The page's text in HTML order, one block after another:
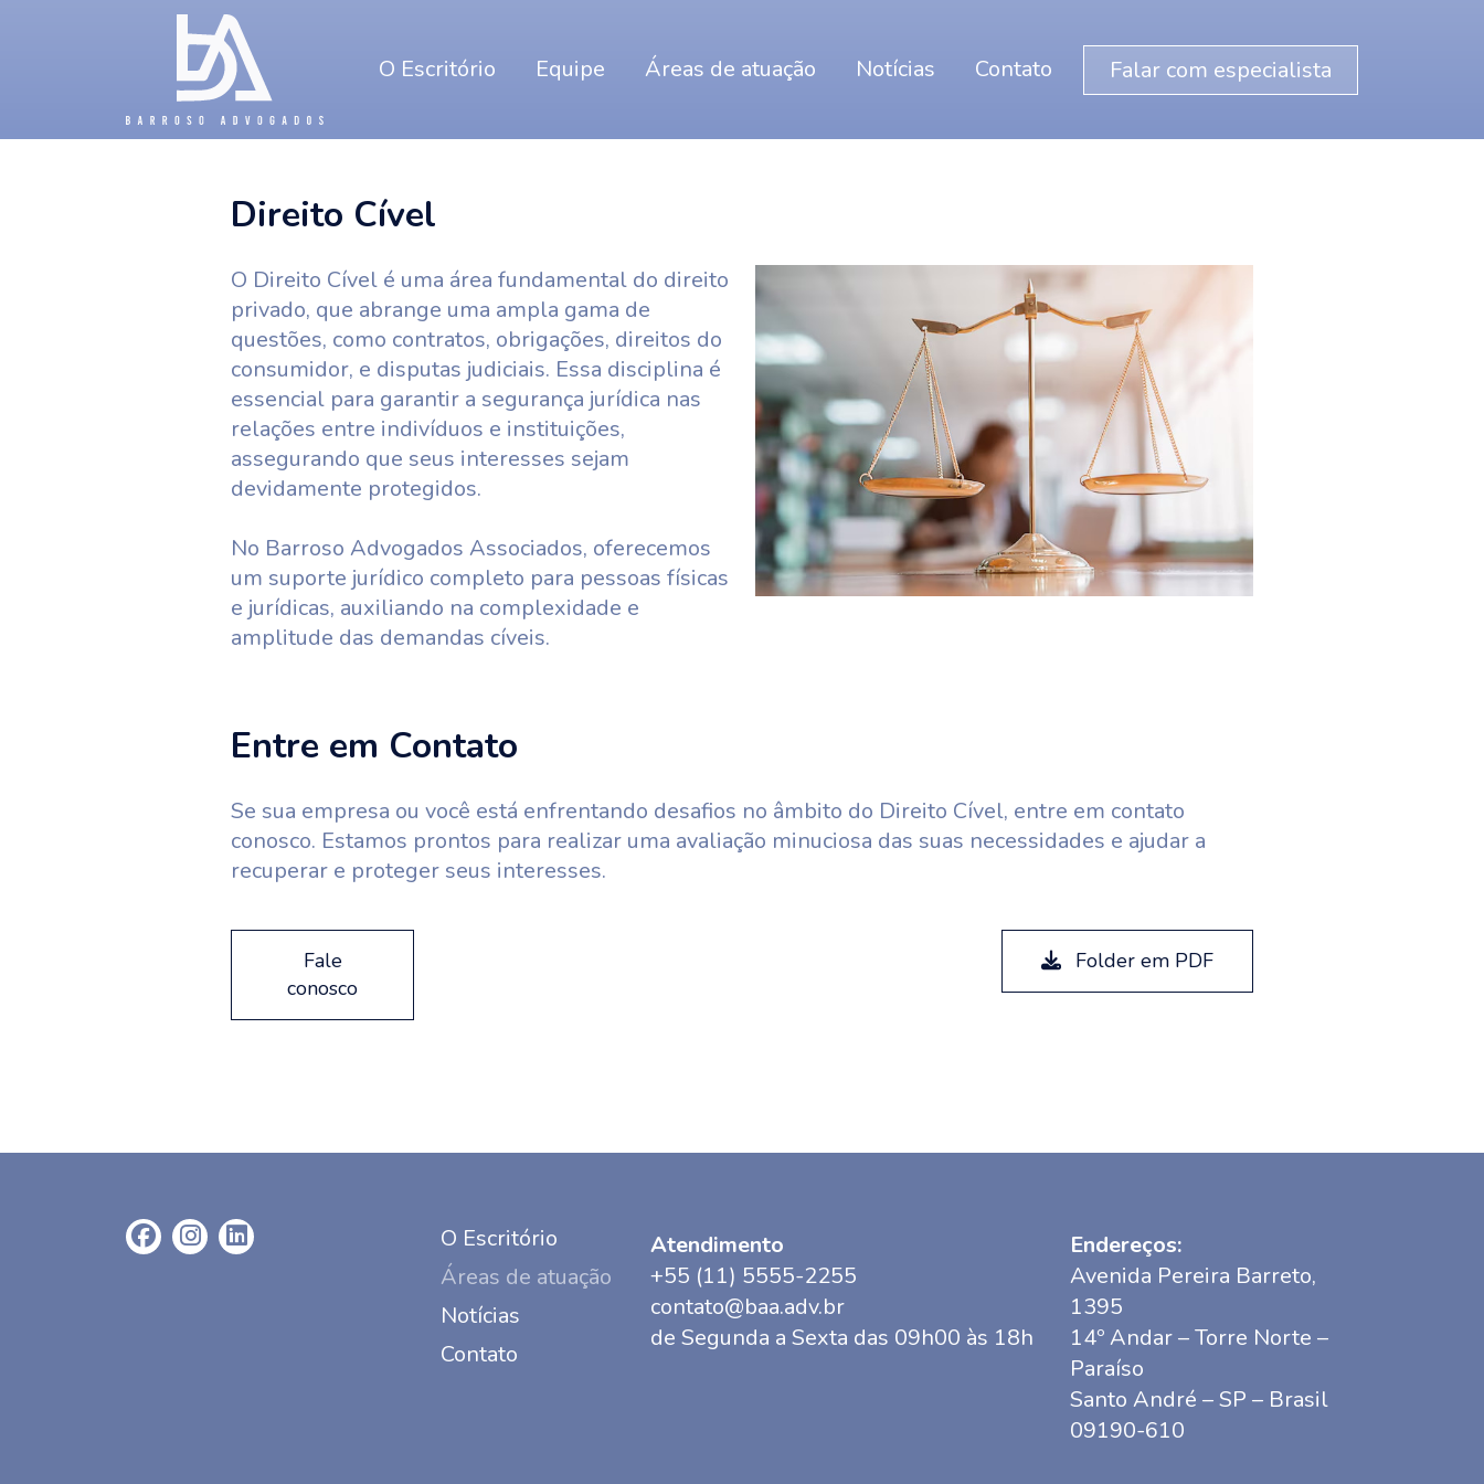
O Escritório Equipe Áreas de atuação Notícias Contato Falar com especialista
Direito Cível
O Direito Cível é uma área fundamental do direito
privado, que abrange uma ampla gama de
questões, como contratos, obrigações, direitos do
consumidor, e disputas judiciais. Essa disciplina é
essencial para garantir a segurança jurídica nas
relações entre indivíduos e instituições,
assegurando que seus interesses sejam
devidamente protegidos.
No Barroso Advogados Associados, oferecemos
um suporte jurídico completo para pessoas físicas
e jurídicas, auxiliando na complexidade e
amplitude das demandas cíveis.
Entre em Contato
Se sua empresa ou você está enfrentando desafios no âmbito do Direito Cível, entre em contato
conosco. Estamos prontos para realizar uma avaliação minuciosa das suas necessidades e ajudar a
recuperar e proteger seus interesses.
Fale
conosco
Folder em PDF
O Escritório
Áreas de atuação
Notícias
Contato
Atendimento
+55 (11) 5555-2255
contato@baa.adv.br
de Segunda a Sexta das 09h00 às 18h
Endereços:
Avenida Pereira Barreto,
1395
14º Andar – Torre Norte –
Paraíso
Santo André – SP – Brasil
09190-610